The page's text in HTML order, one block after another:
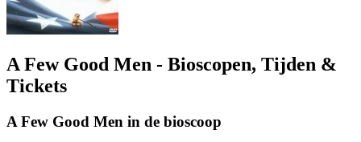
A Few Good Men - Bioscopen, Tijden &
Tickets
A Few Good Men in de bioscoop